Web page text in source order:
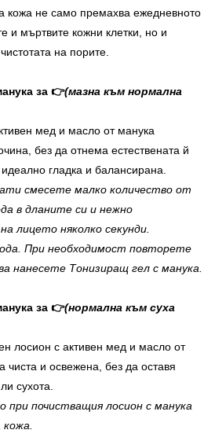
кожа не само премахва ежедневното
и мъртвите кожни клетки, но и
на порите.
за 👉(мазна към нормална
мед и масло от манука
без да отнема естествената й
гладка и балансирана.
смесете малко количество от
в дланите си и нежно
лицето няколко секунди.
При необходимост повторете
нанесете Тонизиращ гел с манука.
за 👉(нормална към суха
лосион с активен мед и масло от
чиста и освежена, без да оставя
сухота.
при почистващия лосион с манука